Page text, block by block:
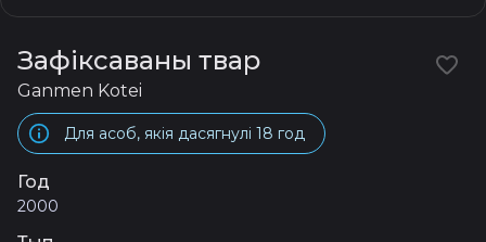
Зафіксаваны твар
Ganmen Kotei
Для асоб, якія дасягнулі 18 год
Год
2000